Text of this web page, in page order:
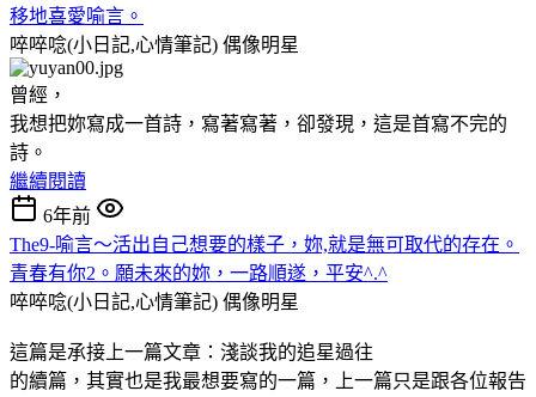
移地喜愛喻言。
啐啐唸(小日記,心情筆記) 偶像明星
曾經，
我想把妳寫成一首詩，寫著寫著，卻發現，這是首寫不完的
詩。
繼續閱讀
6年前
The9-喻言～活出自己想要的樣子，妳,就是無可取代的存在。
青春有你2。願未來的妳，一路順遂，平安^.^
啐啐唸(小日記,心情筆記) 偶像明星
這篇是承接上一篇文章：淺談我的追星過往
的續篇，其實也是我最想要寫的一篇，上一篇只是跟各位報告